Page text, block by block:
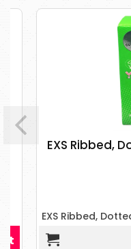
EXS Ribbed,
EXS Ribbed, Dotted